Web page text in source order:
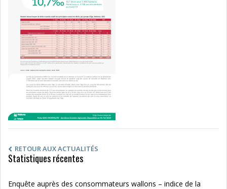
RETOUR AUX ACTUALITÉS
Statistiques récentes
Enquête auprès des consommateurs wallons – indice de la